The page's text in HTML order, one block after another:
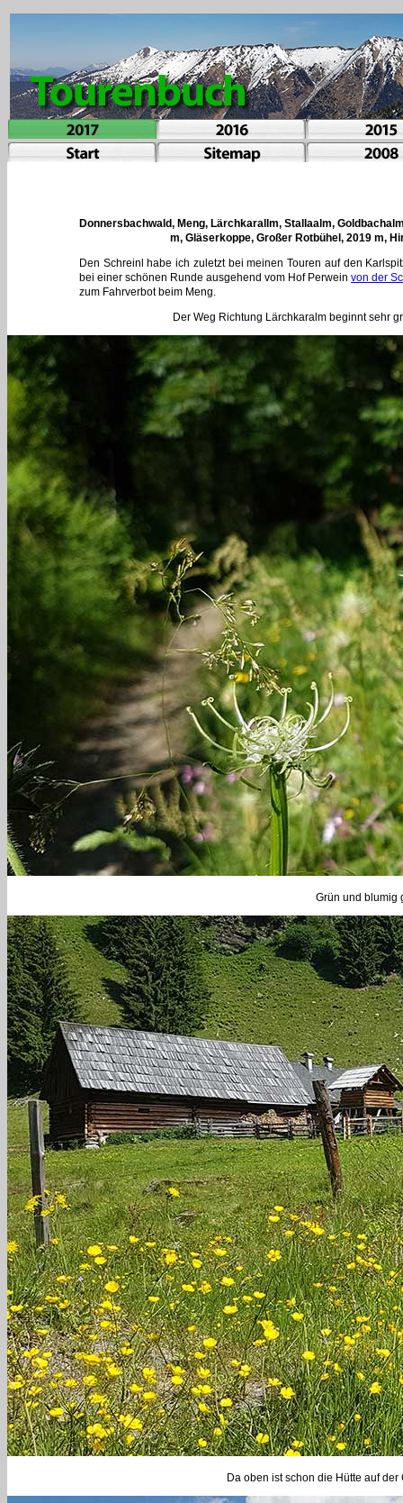
Donnersbachwald, Meng, Lärchkarallm, Stallaalm,
m, Gläserkoppe, Großer Rotbühel, 2019 m,
Den Schreinl habe ich zuletzt bei meinen Touren auf den
bei einer schönen Runde ausgehend vom Hof Perwein von der
zum Fahrverbot beim Meng.
Der Weg Richtung Lärchkaralm beginnt sehr
Grün und blumig
Da oben ist schon die Hütte auf